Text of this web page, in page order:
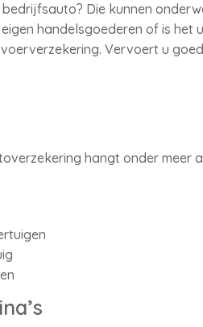
Die kunnen
handelsgoederen of is
Vervoert u
hangt onder meer